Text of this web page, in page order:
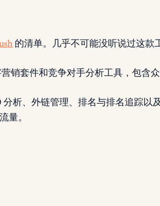
的清单。几乎不可能没听说过这款
销套件和竞争对手分析工具，包含
析、外链管理、排名与排名追踪以
量。